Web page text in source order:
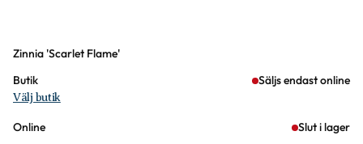
Varianter
Zinnia 'Scarlet Flame'
Butik
Säljs endast online
Välj butik
Online Slut i lager